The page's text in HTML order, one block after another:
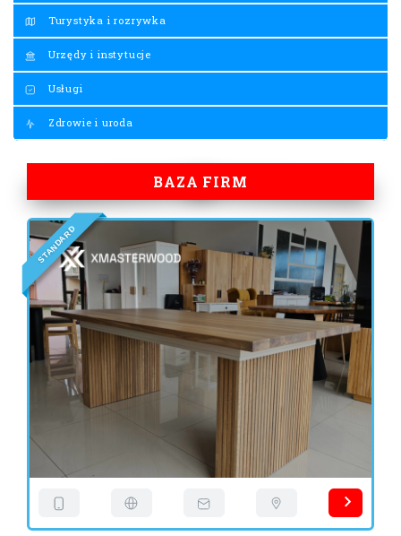
Turystyka i rozrywka
Urzędy i instytucje
Usługi
Zdrowie i uroda
BAZA FIRM
STANDAR
D